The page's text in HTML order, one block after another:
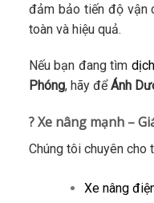
đảm bảo tiến độ vận
toàn và hiệu quả.
Nếu bạn đang tìm
Phóng, hãy đểÁnh
? Xe nâng mạnh –
Chúng tôi chuyên cho
Xe nâng